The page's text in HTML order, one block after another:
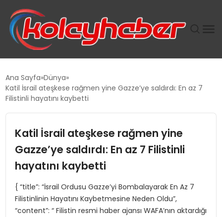
SUWEN’IN İSTIHDAM MODELI EKONOMIDE KADIN
TANYER YAPI ZEMIN MÜHENDISLIĞINDE HEDEF
BÜYÜTTÜ
TOROSLAR’DA PAZAR GERGİNLİĞİ!
Ana Sayfa Dünya
Katil İsrail ateşkese rağmen yine Gazze’ye saldırdı: En az 7
Filistinli hayatını kaybetti
Katil İsrail ateşkese rağmen yine
Gazze’ye saldırdı: En az 7 Filistinli
hayatını kaybetti
{ “title”: “İsrail Ordusu Gazze’yi Bombalayarak En Az 7
Filistinlinin Hayatını Kaybetmesine Neden Oldu”,
“content”: “ Filistin resmi haber ajansı WAFA’nın aktardığı